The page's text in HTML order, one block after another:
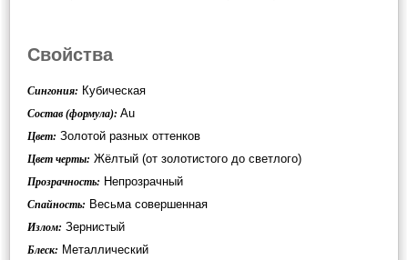
Свойства
Сингония: Кубическая
Состав (формула): Au
Цвет: Золотой разных оттенков
Цвет черты: Жёлтый (от золотистого до светлого)
Прозрачность: Непрозрачный
Спайность: Весьма совершенная
Излом: Зернистый
Блеск: Металлический